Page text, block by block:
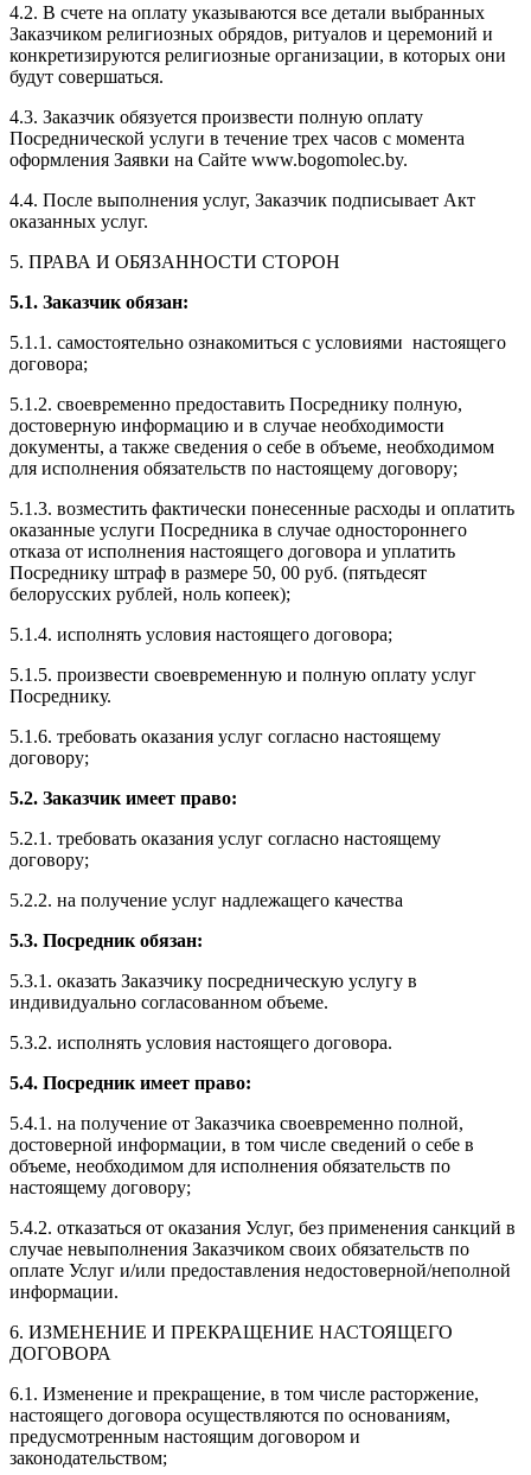
4.2. В счете на оплату указываются все детали выбранных
Заказчиком религиозных обрядов, ритуалов и церемоний и
конкретизируются религиозные организации, в которых они
будут совершаться.
4.3. Заказчик обязуется произвести полную оплату
Посреднической услуги в течение трех часов с момента
оформления Заявки на Сайте www.bogomolec.by.
4.4. После выполнения услуг, Заказчик подписывает Акт
оказанных услуг.
5. ПРАВА И ОБЯЗАННОСТИ СТОРОН
5.1. Заказчик обязан:
5.1.1. самостоятельно ознакомиться с условиями настоящего
договора;
5.1.2. своевременно предоставить Посреднику полную,
достоверную информацию и в случае необходимости
документы, а также сведения о себе в объеме, необходимом
для исполнения обязательств по настоящему договору;
5.1.3. возместить фактически понесенные расходы и оплатить
оказанные услуги Посредника в случае одностороннего
отказа от исполнения настоящего договора и уплатить
Посреднику штраф в размере 50, 00 руб. (пятьдесят
белорусских рублей, ноль копеек);
5.1.4. исполнять условия настоящего договора;
5.1.5. произвести своевременную и полную оплату услуг
Посреднику.
5.1.6. требовать оказания услуг согласно настоящему
договору;
5.2. Заказчик имеет право:
5.2.1. требовать оказания услуг согласно настоящему
договору;
5.2.2. на получение услуг надлежащего качества
5.3. Посредник обязан:
5.3.1. оказать Заказчику посредническую услугу в
индивидуально согласованном объеме.
5.3.2. исполнять условия настоящего договора.
5.4. Посредник имеет право:
5.4.1. на получение от Заказчика своевременно полной,
достоверной информации, в том числе сведений о себе в
объеме, необходимом для исполнения обязательств по
настоящему договору;
5.4.2. отказаться от оказания Услуг, без применения санкций в
случае невыполнения Заказчиком своих обязательств по
оплате Услуг и/или предоставления недостоверной/неполной
информации.
6. ИЗМЕНЕНИЕ И ПРЕКРАЩЕНИЕ НАСТОЯЩЕГО
ДОГОВОРА
6.1. Изменение и прекращение, в том числе расторжение,
настоящего договора осуществляются по основаниям,
предусмотренным настоящим договором и
законодательством;